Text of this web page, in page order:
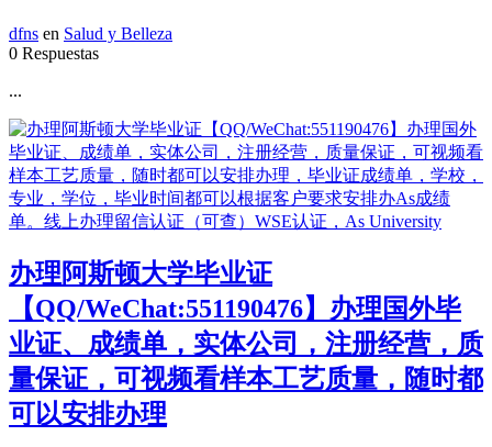
dfns en Salud y Belleza
0 Respuestas
...
办理阿斯顿大学毕业证
【QQ/WeChat:551190476】办理国外毕
业证、成绩单，实体公司，注册经营，质
量保证，可视频看样本工艺质量，随时都
可以安排办理